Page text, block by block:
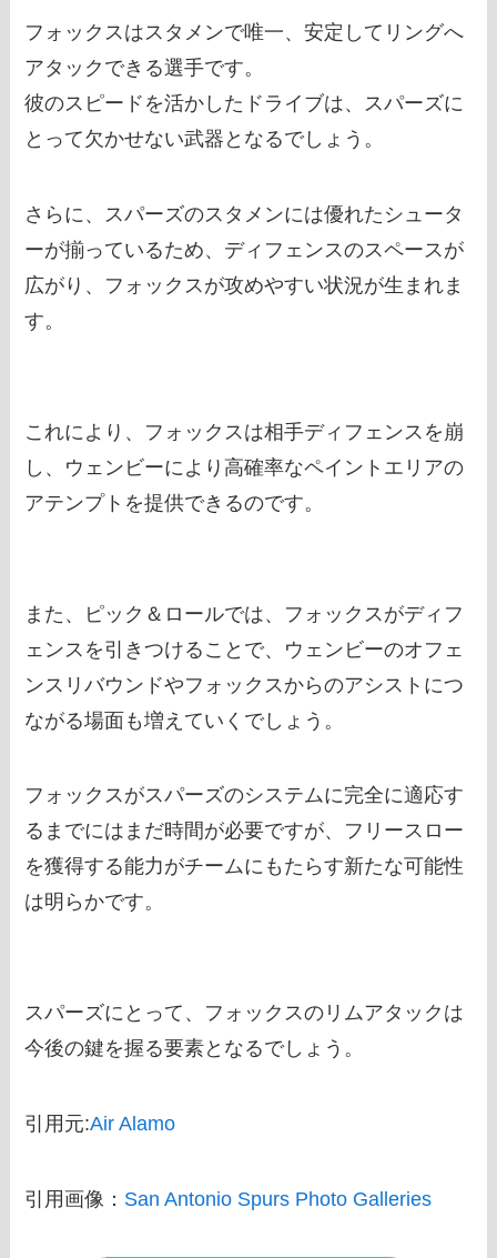
フォックスはスタメンで唯一、安定してリングへ
アタックできる選手です。
彼のスピードを活かしたドライブは、スパーズに
とって欠かせない武器となるでしょう。
さらに、スパーズのスタメンには優れたシュータ
ーが揃っているため、ディフェンスのスペースが
広がり、フォックスが攻めやすい状況が生まれま
す。
これにより、フォックスは相手ディフェンスを崩
し、ウェンビーにより高確率なペイントエリアの
アテンプトを提供できるのです。
また、ピック＆ロールでは、フォックスがディフ
ェンスを引きつけることで、ウェンビーのオフェ
ンスリバウンドやフォックスからのアシストにつ
ながる場面も増えていくでしょう。
フォックスがスパーズのシステムに完全に適応す
るまでにはまだ時間が必要ですが、フリースロー
を獲得する能力がチームにもたらす新たな可能性
は明らかです。
スパーズにとって、フォックスのリムアタックは
今後の鍵を握る要素となるでしょう。
引用元:Air Alamo
引用画像： San Antonio Spurs Photo Galleries